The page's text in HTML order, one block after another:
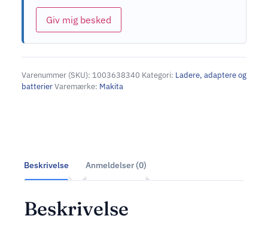
Giv mig besked
Varenummer (SKU): 1003638340 Kategori: Ladere, adaptere og
batterierVaremærke: Makita
Beskrivelse Anmeldelser (0)
Beskrivelse